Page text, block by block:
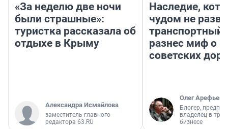
«За неделю две ночи
были страшные»:
туристка рассказала об
отдыхе в Крыму
Александра Исмайлова
заместитель главного
редактора 63.RU
Наследие,
чудом не
транспортный
разнес миф о
советских
Олег Арефьев
Блогер,
владелец в
бизнесе